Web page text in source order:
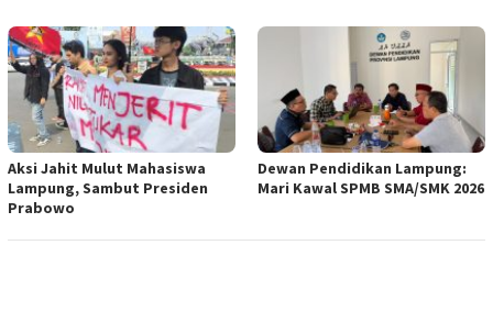
Aksi Jahit Mulut Mahasiswa
Lampung, Sambut Presiden
Prabowo
Dewan Pendidikan Lampung:
Mari Kawal SPMB SMA/SMK 2026